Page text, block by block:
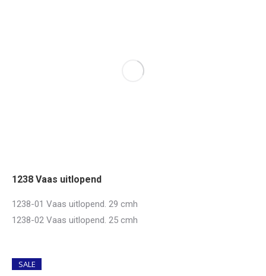
1238 Vaas uitlopend
1238-01 Vaas uitlopend. 29 cmh
1238-02 Vaas uitlopend. 25 cmh
SALE